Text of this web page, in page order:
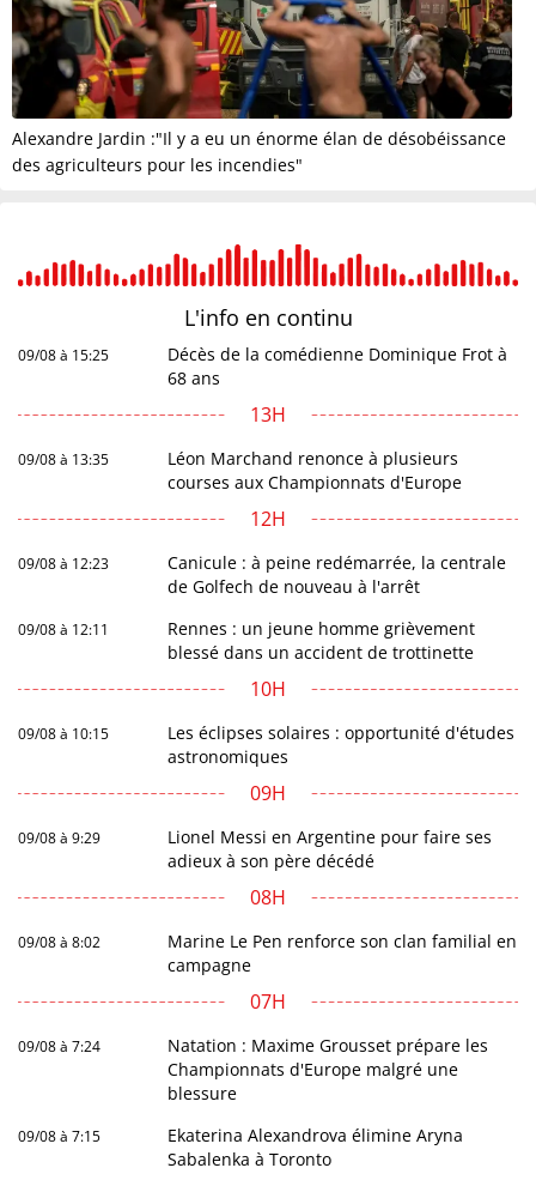
Alexandre Jardin :"Il y a eu un énorme élan de désobéissance
des agriculteurs pour les incendies"
L'info en continu
09/08 à 15:25
Décès de la comédienne Dominique Frot à
68 ans
13H
09/08 à 13:35
Léon Marchand renonce à plusieurs
courses aux Championnats d'Europe
12H
09/08 à 12:23
Canicule : à peine redémarrée, la centrale
de Golfech de nouveau à l'arrêt
09/08 à 12:11
Rennes : un jeune homme grièvement
blessé dans un accident de trottinette
10H
09/08 à 10:15
Les éclipses solaires : opportunité d'études
astronomiques
09H
09/08 à 9:29
Lionel Messi en Argentine pour faire ses
adieux à son père décédé
08H
09/08 à 8:02
Marine Le Pen renforce son clan familial en
campagne
07H
09/08 à 7:24
Natation : Maxime Grousset prépare les
Championnats d'Europe malgré une
blessure
09/08 à 7:15
Ekaterina Alexandrova élimine Aryna
Sabalenka à Toronto